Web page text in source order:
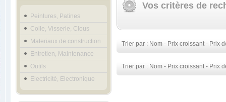
Peintures, Patines
Colle, Visserie, Clous
Materiaux de construction
Entretien, Maintenance
Outils
Electricité, Electronique
Vos critères de
Trier par : Nom - Prix croissant- Prix
Trier par : Nom - Prix croissant- Prix